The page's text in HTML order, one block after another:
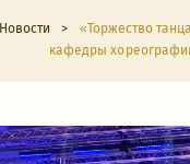
Новости >
«Торжество
кафедры